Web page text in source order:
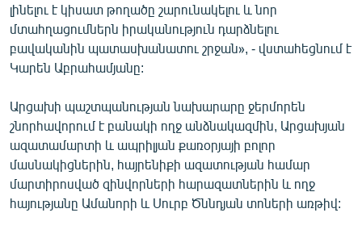
լինելու է կիսատ թողածը շարունակելու և նոր
մտահղացումներն իրականություն դարձնելու
բավականին պատասխանատու շրջան», - վստահեցնում է
Կարեն Աբրահամյանը:
Արցախի պաշտպանության նախարարը ջերմորեն
շնորհավորում է բանակի ողջ անձնակազմին, Արցախյան
ազատամարտի և ապրիլյան քառօրյայի բոլոր
մասնակիցներին, հայրենիքի ազատության համար
մարտիրոսված զինվորների հարազատներին և ողջ
հայությանը Ամանորի և Սուրբ Ծննդյան տոների առթիվ: